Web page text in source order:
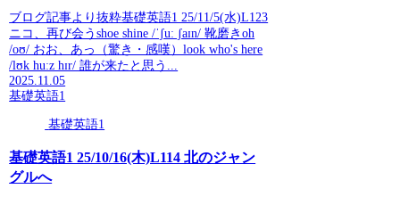
ブログ記事より抜粋基礎英語1 25/11/5(水)L123
ニコ、再び会うshoe shine /ˈʃuː ʃaɪn/ 靴磨きoh
/oʊ/ おお、あっ（驚き・感嘆）look who's here
/lʊk huːz hɪr/ 誰が来たと思う...
2025.11.05
基礎英語1
基礎英語1
基礎英語1 25/10/16(木)L114 北のジャン
グルへ